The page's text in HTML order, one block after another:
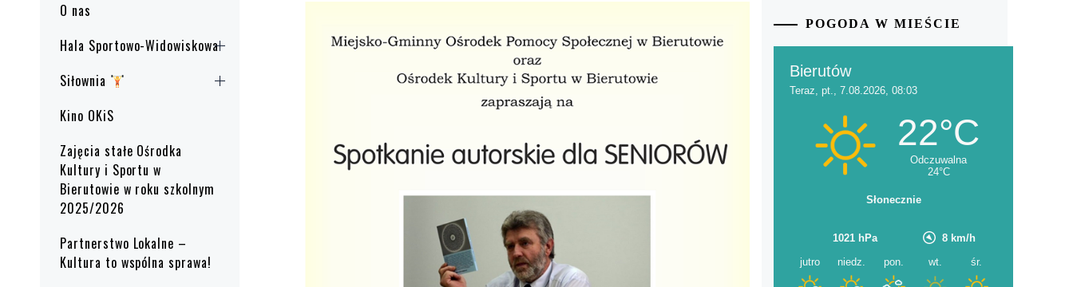
O nas
Hala Sportowo-Widowiskowa
Siłownia
Kino OKiS
Zajęcia stałe Ośrodka
Kultury i Sportu w
Bierutowie w roku szkolnym
2025/2026
Partnerstwo Lokalne –
Kultura to wspólna sprawa!
POGODA W MIEŚCIE